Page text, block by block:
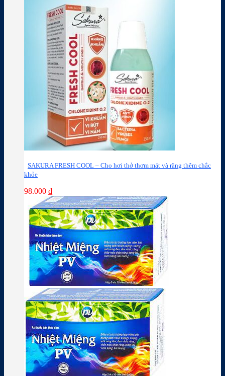
SAKURA FRESH COOL – Cho hơi thở thơm mát và răng thêm chắc
khỏe
98.000 ₫